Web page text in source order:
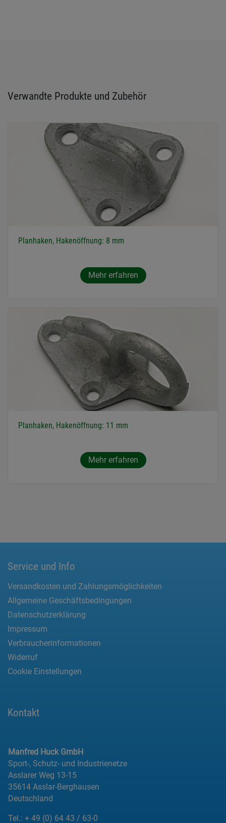
Verwandte Produkte und Zubehör
Planhaken, Hakenöffnung: 8 mm
Mehr erfahren
Planhaken, Hakenöffnung: 11 mm
Mehr erfahren
Service und Info
Versandkosten und Zahlungsmöglichkeiten
Allgemeine Geschäftsbedingungen
Datenschutzerklärung
Impressum
Verbraucherinformationen
Widerruf
Cookie Einstellungen
Kontakt
Manfred Huck GmbH
Sport-, Schutz- und Industrienetze
Asslarer Weg 13-15
35614 Asslar-Berghausen
Deutschland
Tel.: + 49 (0) 64 43 / 63-0